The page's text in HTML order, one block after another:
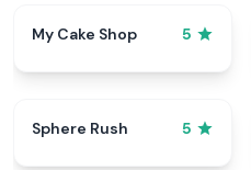
My Cake Shop 5
Sphere Rush 5